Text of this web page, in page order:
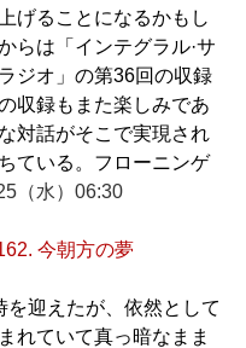
げることになるかもし
らは「インテグラル·サ
ジオ」の第36回の収録
収録もまた楽しみであ
対話がそこで実現され
ている。フローニンゲ
（水）06:30
今朝方の夢
を迎えたが、依然として
れていて真っ暗なまま